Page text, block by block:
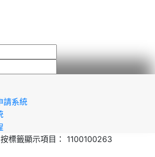
按標籤顯示項目： 1100100263